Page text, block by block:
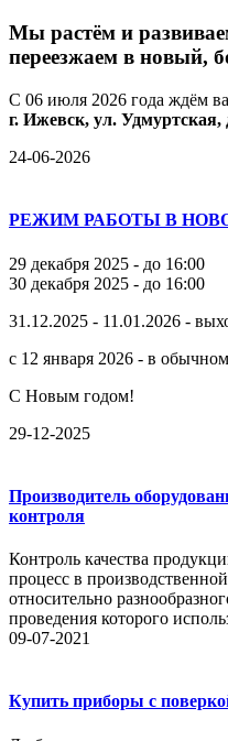
Мы растём и
переезжаем в новый,
С 06 июля 2026 года ждём
г. Ижевск, ул. Удмуртская,
24-06-2026
РЕЖИМ РАБОТЫ В
29 декабря 2025 - до 16:00
30 декабря 2025 - до 16:00
31.12.2025 - 11.01.2026 -
с 12 января 2026 - в
С Новым годом!
29-12-2025
Производитель
контроля
Контроль качества
процесс в
относительно
проведения которого
09-07-2021
Купить приборы с